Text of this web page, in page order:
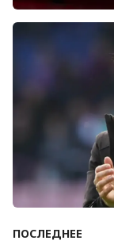
Болельщики
после
Андони
ПОСЛЕДНЕЕ